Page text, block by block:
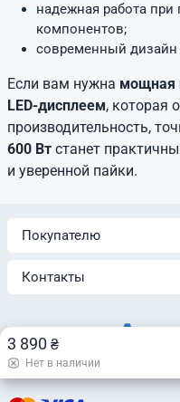
надежная работа при
компонентов;
современный дизайн
Если вам нужна мощная
LED-дисплеем, которая
производительность,
600 Вт станет
и уверенной пайки.
3 890 ₴
Нет в наличии
Покупателю
Контакты
© 2026